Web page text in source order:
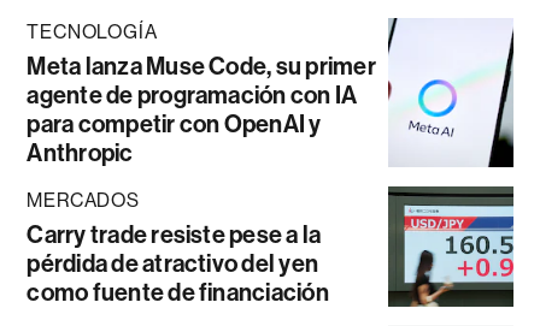
TECNOLOGÍA
Meta lanza Muse Code, su primer
agente de programación con IA
para competir con OpenAI y
Anthropic
MERCADOS
Carry trade resiste pese a la
pérdida de atractivo del yen
como fuente de financiación